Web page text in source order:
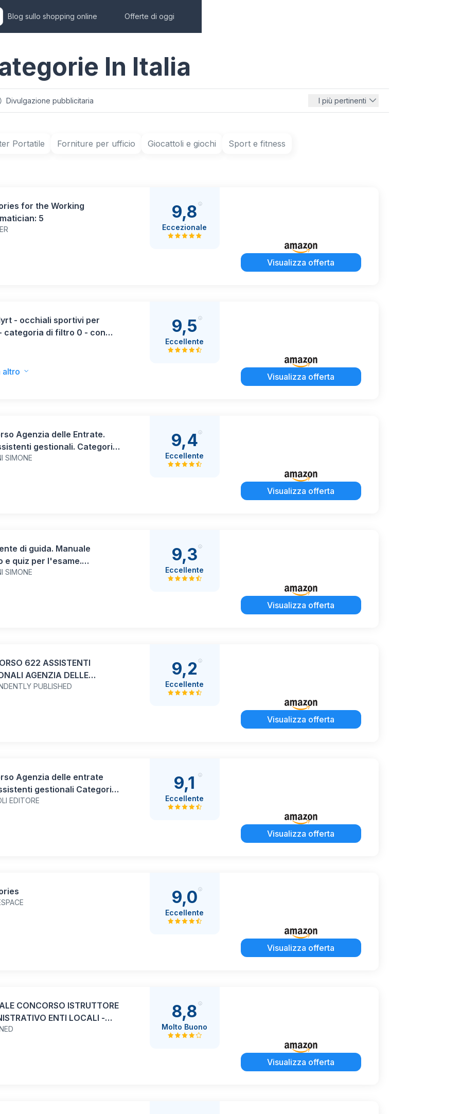
Blog sullo shopping online Offerte di oggi
In Italia
Divulgazione pubblicitaria I più pertinenti
Portatile Forniture per ufficio Giocattoli e giochi Sport e fitness
for the Working
5
9,8
Eccezionale
Visualizza offerta
- occhiali sportivi per
categoria di filtro 0 - con
del contrasto - black
altro
9,5
Eccellente
Visualizza offerta
SIMONE
Agenzia delle Entrate.
gestionali. Categorie
Manuale per la
9,4
Eccellente
Visualizza offerta
SIMONE
di guida. Manuale
e quiz per l'esame.
A e B e relative
9,3
Eccellente
Visualizza offerta
PUBLISHED
622 ASSISTENTI
AGENZIA DELLE
– Categorie Protette (L.
9,2
Eccellente
Visualizza offerta
EDITORE
Agenzia delle entrate
gestionali Categorie
- Prova selettiva unica
9,1
Eccellente
Visualizza offerta
9,0
Eccellente
Visualizza offerta
CONCORSO ISTRUTTORE
ENTI LOCALI -
C: Guida completa
8,8
Molto Buono
Visualizza offerta